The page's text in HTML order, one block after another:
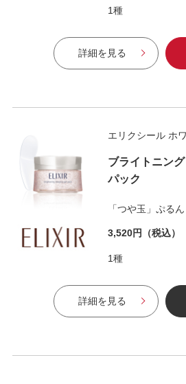
1種
詳細を見る
エリクシール ホ
ブライトニン
パック
「つや玉」ぷる
3,520円 （税込）
1種
詳細を見る